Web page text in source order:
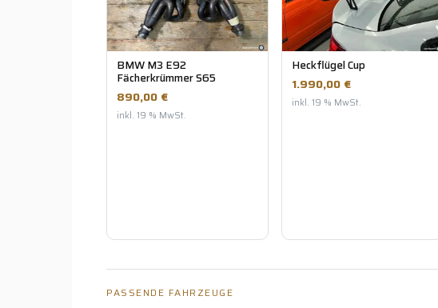
BMW M3 E92
Fächerkrümmer S65
890,00 €
inkl. 19 % MwSt.
Heckflügel Cup
1.990,00 €
inkl. 19 % MwSt.
PASSENDE FAHRZEUGE